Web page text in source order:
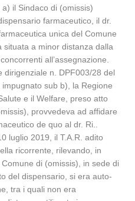
il Sindaco di (omissis)
farmaceutico, il dr.
unica del Comune
a minor distanza dalla
all’assegnazione.
dirigenziale n. DPF003/28 del
sub b), la Regione
e il Welfare, preso atto
provvedeva ad affidare
de quo al dr. Ri..
luglio 2019, il T.A.R. adito
ricorrente, rilevando, in
di (omissis), in sede di
del dispensario, si era auto-
tra i quali non era